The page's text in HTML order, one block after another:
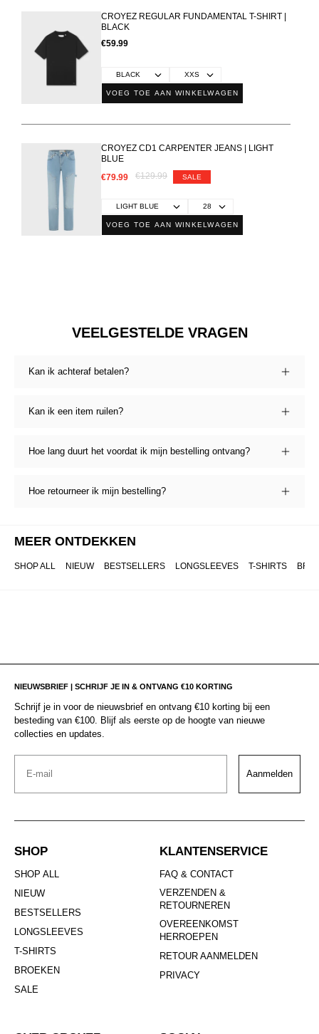
CROYEZ REGULAR FUNDAMENTAL T-SHIRT |
BLACK
€59.99
VOEG TOE AAN WINKELWAGEN
CROYEZ CD1 CARPENTER JEANS | LIGHT
BLUE
€79.99
€129.99 SALE
VOEG TOE AAN WINKELWAGEN
VEELGESTELDE VRAGEN
Kan ik achteraf betalen?
Kan ik een item ruilen?
Hoe lang duurt het voordat ik mijn bestelling ontvang?
Hoe retourneer ik mijn bestelling?
MEER ONTDEKKEN
SHOP ALL NIEUW BESTSELLERS LONGSLEEVES T-SHIRTS
NIEUWSBRIEF | SCHRIJF JE IN & ONTVANG €10 KORTING
Schrijf je in voor de nieuwsbrief en ontvang €10 korting bij een
besteding van €100. Blijf als eerste op de hoogte van nieuwe
collecties en updates.
Email
Aanmelden
SHOP
SHOP ALL
NIEUW
BESTSELLERS
LONGSLEEVES
T-SHIRTS
BROEKEN
SALE
KLANTENSERVICE
FAQ & CONTACT
VERZENDEN &
RETOURNEREN
OVEREENKOMST
HERROEPEN
RETOUR AANMELDEN
PRIVACY